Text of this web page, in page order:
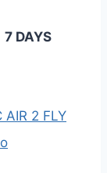
7 DAYS
AIR 2 FLY